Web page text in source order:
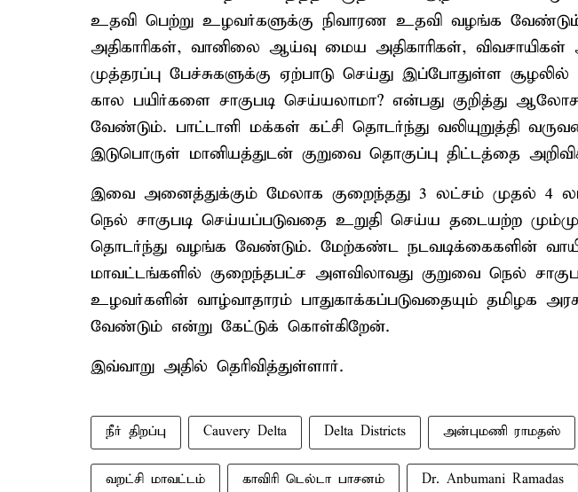
உதவி பெற்று உழவர்களுக்கு நிவாரண உதவி வழங்க
அதிகாரிகள், வானிலை ஆய்வு மைய அதிகாரிகள்,
முத்தரப்பு பேச்சுகளுக்கு ஏற்பாடு செய்து இப்போதுள்ள
கால பயிர்களை சாகுபடி செய்யலாமா? என்பது குறித்து
வேண்டும். பாட்டாளி மக்கள் கட்சி தொடர்ந்து வலியுறுத்தி
இடுபொருள் மானியத்துடன் குறுவை தொகுப்பு திட்டத்தை
இவை அனைத்துக்கும் மேலாக குறைந்தது 3 லட்சம் முதல் 4
நெல் சாகுபடி செய்யப்படுவதை உறுதி செய்ய தடையற்ற
தொடர்ந்து வழங்க வேண்டும். மேற்கண்ட நடவடிக்கைகளின்
மாவட்டங்களில் குறைந்தபட்ச அளவிலாவது குறுவை நெல்
உழவர்களின் வாழ்வாதாரம் பாதுகாக்கப்படுவதையும் தமிழக
வேண்டும் என்று கேட்டுக் கொள்கிறேன்.
இவ்வாறு அதில் தெரிவித்துள்ளார்.
நீர் திறப்பு Cauvery Delta Delta Districts அன்புமணி ராமதஸ்
வறட்சி மாவட்டம் காவிரி டெல்டா பாசனம் Dr. Anbumani Ramadas